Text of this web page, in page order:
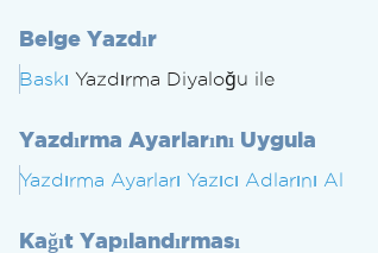
Belge Yazdır
Baskı Yazdırma Diyaloğu ile
Yazdırma Ayarlarını Uygula
Yazdırma Ayarları Yazıcı Adlarını Al
Kağıt Yapılandırması